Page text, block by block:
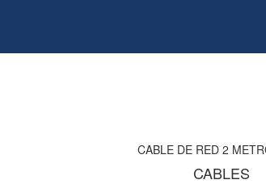
CABLES